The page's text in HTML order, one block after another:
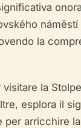
la
la
esplora il
arricchire